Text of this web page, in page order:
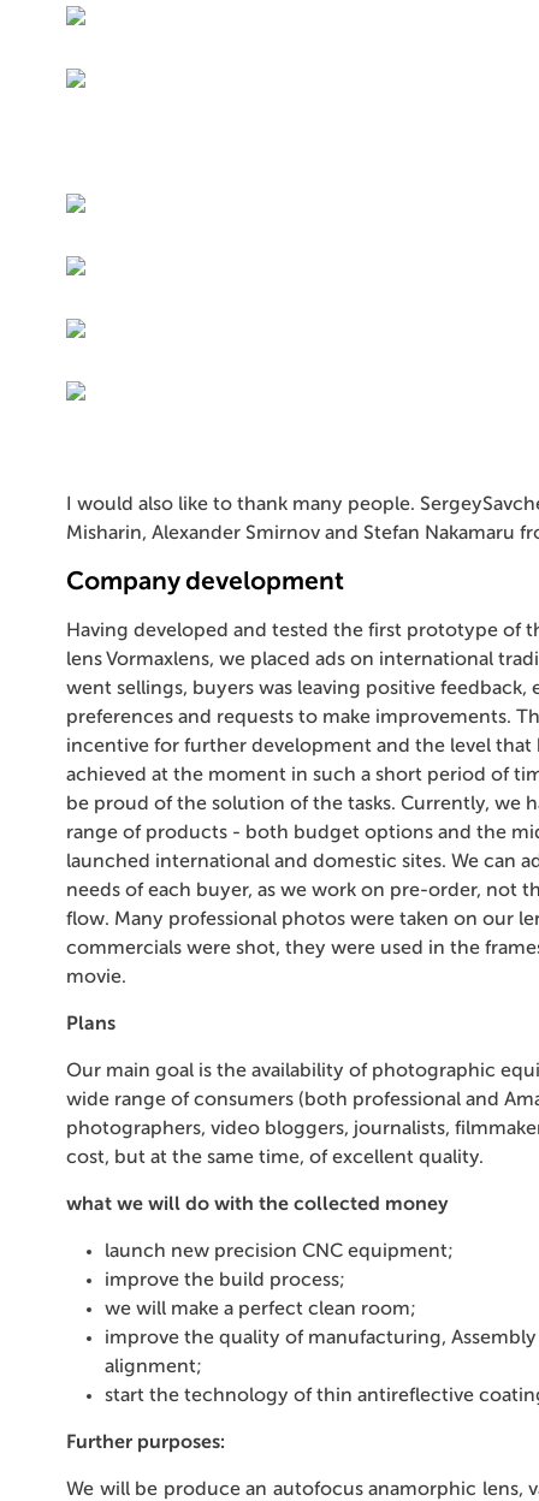
I would also like to thank many people.
Misharin, Alexander Smirnov and Stefan Nakamaru
Company development
Having developed and tested the first prototype of
lens Vormaxlens, we placed ads on international
went sellings, buyers was leaving positive feedback,
preferences and requests to make improvements.
incentive for further development and the level that
achieved at the moment in such a short period of
be proud of the solution of the tasks. Currently, we
range of products - both budget options and the
launched international and domestic sites. We can
needs of each buyer, as we work on pre-order, not
flow. Many professional photos were taken on our
commercials were shot, they were used in the
movie.
Plans
Our main goal is the availability of photographic
wide range of consumers (both professional and
photographers, video bloggers, journalists,
cost, but at the same time, of excellent quality.
what we will do with the collected money
launch new precision CNC equipment;
improve the build process;
we will make a perfect clean room;
improve the quality of manufacturing, Assembly
alignment;
start the technology of thin antireflective
Further purposes:
We will be produce an autofocus anamorphic lens,